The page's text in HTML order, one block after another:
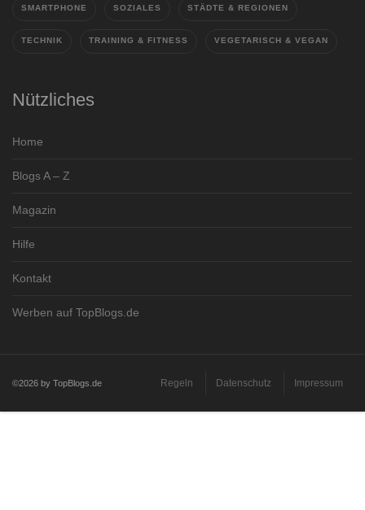
SMARTPHONE SOZIALES STÄDTE & REGIONEN
TECHNIK TRAINING & FITNESS VEGETARISCH & VEGAN
Nützliches
Home
Blogs A – Z
Magazin
Hilfe
Kontakt
Werben auf TopBlogs.de
©2026 by TopBlogs.de Regeln Datenschutz Impressum